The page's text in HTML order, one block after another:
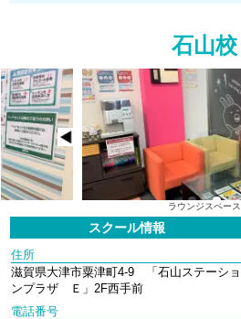
石山校
スクール情報
住所
滋賀県大津市粟津町4-9 「石山ステーショ
ンプラザ Ｅ」2F西手前
電話番号
ラウンジスペース
1 2 3